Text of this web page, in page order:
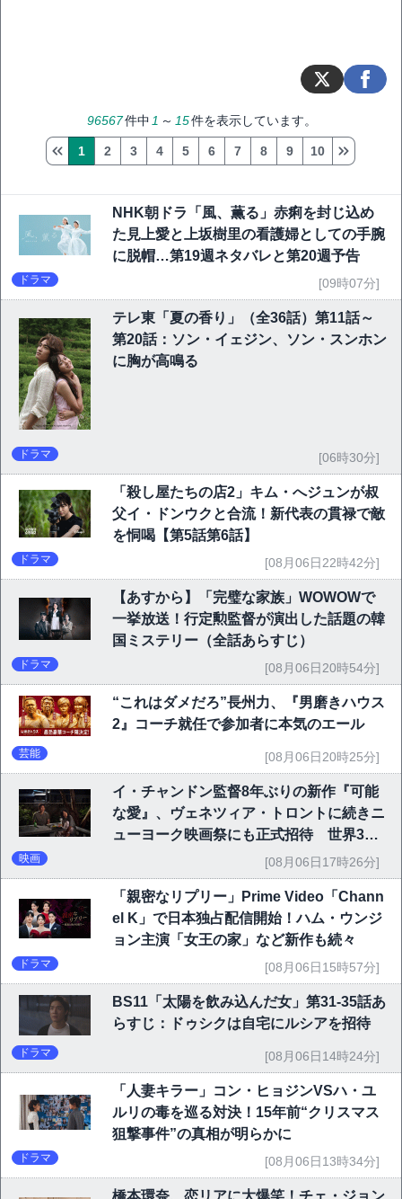
96567件中 1 ～ 15件を表示しています。
1 2 3 4 5 6 7 8 9 10
NHK朝ドラ「風、薫る」赤痢を封じ込め
た見上愛と上坂樹里の看護婦としての手腕
に脱帽…第19週ネタバレと第20週予告
ドラマ [09時07分]
テレ東「夏の香り」（全36話）第11話～
第20話：ソン・イェジン、ソン・スンホン
に胸が高鳴る
ドラマ [06時30分]
「殺し屋たちの店2」キム・へジュンが叔
父イ・ドンウクと合流！新代表の貫禄で敵
を恫喝【第5話第6話】
ドラマ [08月06日22時42分]
【あすから】「完璧な家族」WOWOWで
一挙放送！行定勲監督が演出した話題の韓
国ミステリー（全話あらすじ）
ドラマ [08月06日20時54分]
“これはダメだろ”長州力、『男磨きハウス
2』コーチ就任で参加者に本気のエール
芸能 [08月06日20時25分]
イ・チャンドン監督8年ぶりの新作『可能
な愛』、ヴェネツィア・トロントに続きニ
ューヨーク映画祭にも正式招待 世界3大
映画祭で快挙｜Netflix映画
映画 [08月06日17時26分]
「親密なリプリー」Prime Video「Chann
el K」で日本独占配信開始！ハム・ウンジ
ョン主演「女王の家」など新作も続々
ドラマ [08月06日15時57分]
BS11「太陽を飲み込んだ女」第31-35話あ
らすじ：ドゥシクは自宅にルシアを招待
ドラマ [08月06日14時24分]
「人妻キラー」コン・ヒョジンVSハ・ユ
ルリの毒を巡る対決！15年前“クリスマス
狙撃事件”の真相が明らかに
ドラマ [08月06日13時34分]
橋本環奈、恋リアに大爆笑！チェ・ジョン